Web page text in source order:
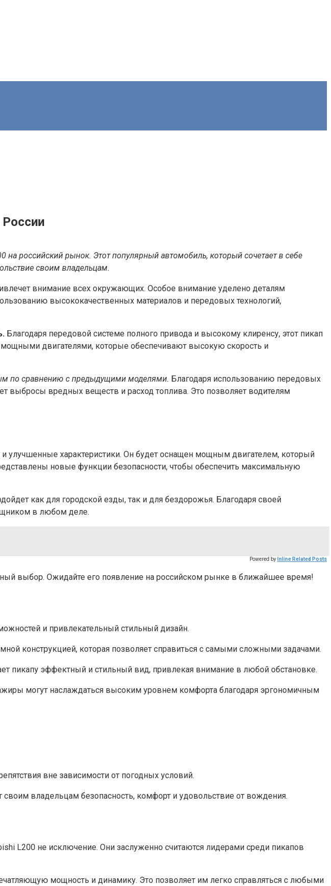
российский рынок. Этот популярный автомобиль, который сочетает в себе
своим владельцам.
внимание всех окружающих. Особое внимание уделено деталям
высококачественных материалов и передовых технологий,
Благодаря передовой системе полного привода и высокому клиренсу, этот пикап
двигателями, которые обеспечивают высокую скорость и
по сравнению с предыдущими моделями. Благодаря использованию передовых
выбросы вредных веществ и расход топлива. Это позволяет водителям
улучшенные характеристики. Он будет оснащен мощным двигателем, который
новые функции безопасности, чтобы обеспечить максимальную
как для городской езды, так и для бездорожья. Благодаря своей
в любом деле.
Powered by Inline Related Posts
выбор. Ожидайте его появление на российском рынке в ближайшее время!
и привлекательный стильный дизайн.
конструкцией, которая позволяет справиться с самыми сложными задачами.
пикапу эффектный и стильный вид, привлекая внимание в любой обстановке.
могут наслаждаться высоким уровнем комфорта благодаря эргономичным
вне зависимости от погодных условий.
владельцам безопасность, комфорт и удовольствие от вождения.
L200 не исключение. Они заслуженно считаются лидерами среди пикапов
мощность и динамику. Это позволяет им легко справляться с любыми